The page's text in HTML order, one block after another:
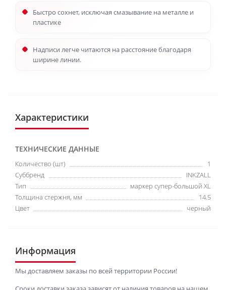
Быстро сохнет, исключая смазывание на металле и
пластике
Надписи легче читаются на расстояние благодаря
ширине линии.
Характеристики
ТЕХНИЧЕСКИЕ ДАННЫЕ
Количество (шт)
1
Суббренд
INKZALL
Тип
маркер супер-большой XL
Толщина стержня, мм
14.5
Цвет
черный
Информация
Мы доставляем заказы по всей территории России!